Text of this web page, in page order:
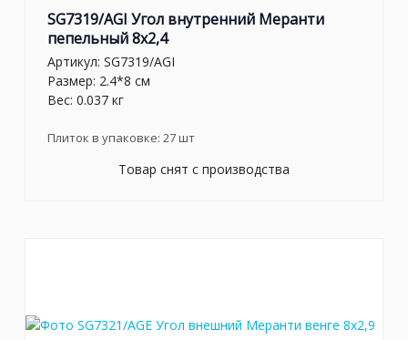
SG7319/AGI Угол внутренний Меранти
пепельный 8x2,4
Артикул: SG7319/AGI
Размер: 2.4*8 см
Вес: 0.037 кг
Плиток в упаковке: 27шт
Товар снят с производства